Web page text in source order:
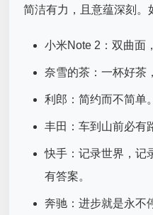
简洁有力，且意蕴深刻。
小米Note 2：双曲面
奈雪的茶：一杯好茶
利郎：简约而不简单。
丰田：车到山前必有
快手：记录世界，记
有答案。
奔驰：进步就是永不